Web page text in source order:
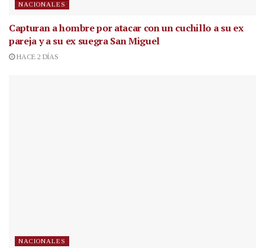
NACIONALES
Capturan a hombre por atacar con un cuchillo a su ex
pareja y a su ex suegra San Miguel
HACE 2 DÍAS
NACIONALES